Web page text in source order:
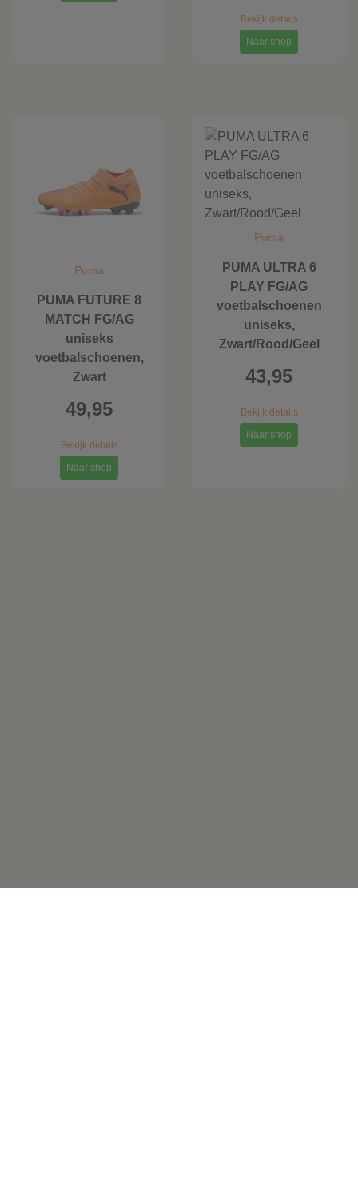
Bekijk details
Naar shop
Puma
PUMA FUTURE 8
MATCH FG/AG
uniseks
voetbalschoenen,
Zwart
49,95
Bekijk details
Naar shop
Puma
PUMA ULTRA 6
PLAY FG/AG
voetbalschoenen
uniseks,
Zwart/Rood/Geel
43,95
Bekijk details
Naar shop